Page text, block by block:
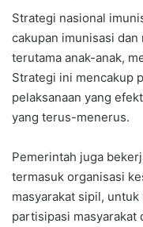
Strategi nasional
cakupan imunisasi
terutama anak-anak,
Strategi ini mencakup
pelaksanaan yang
yang terus-menerus.
Pemerintah juga
termasuk organisasi
masyarakat sipil,
partisipasi masyarakat